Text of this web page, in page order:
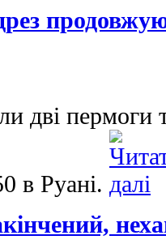
дві пермоги
в Руані.